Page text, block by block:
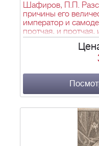
Шафиров, П.П.
причины его
император и
протчая, и
против короля
имел... - СПб.,